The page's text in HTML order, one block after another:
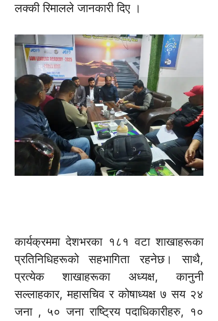
लक्की रिमालले जानकारी दिए ।
कार्यक्रममा देशभरका १८१ वटा शाखाहरूका
प्रतिनिधिहरूको सहभागिता रहनेछ। साथै,
प्रत्येक शाखाहरूका अध्यक्ष, कानुनी
सल्लाहकार, महासचिव र कोषाध्यक्ष ७ सय २४
जना , ५० जना राष्ट्रिय पदाधिकारीहरु, १०